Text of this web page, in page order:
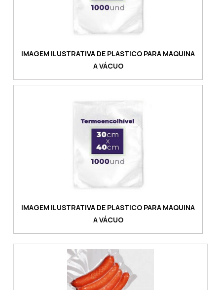
IMAGEM ILUSTRATIVA DE PLASTICO PARA MAQUINA
A VÁCUO
IMAGEM ILUSTRATIVA DE PLASTICO PARA MAQUINA
A VÁCUO